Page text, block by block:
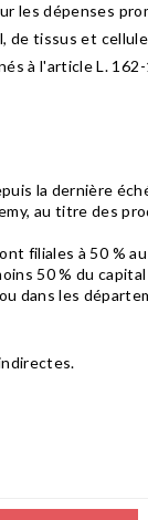
les dépenses
tissus et
à l'article L.
la dernière
au titre des
filiales à 50 %
50 % du
dans les